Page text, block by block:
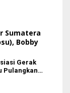
Gerak
Pulangkan